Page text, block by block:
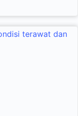
terawat dan